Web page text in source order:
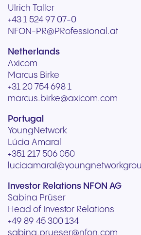
Ulrich Taller
+43 1 524 97 07-0
NFON-PR@PRofessional.at
Netherlands
Axicom
Marcus Birke
+31 20 754 698 1
marcus.birke@axicom.com
Portugal
YoungNetwork
Lúcia Amaral
+351 217 506 050
Investor Relations NFON AG
Sabina Prüser
Head of Investor Relations
+49 89 45 300 134
sabina.prueser@nfon.com